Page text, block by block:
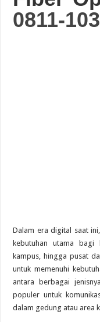
Guide des Meilleurs Sites de
0811-
Dalam era digital saat
kebutuhan utama
kampus, hingga pusat
untuk memenuhi
antara berbagai
populer untuk
dalam gedung atau area